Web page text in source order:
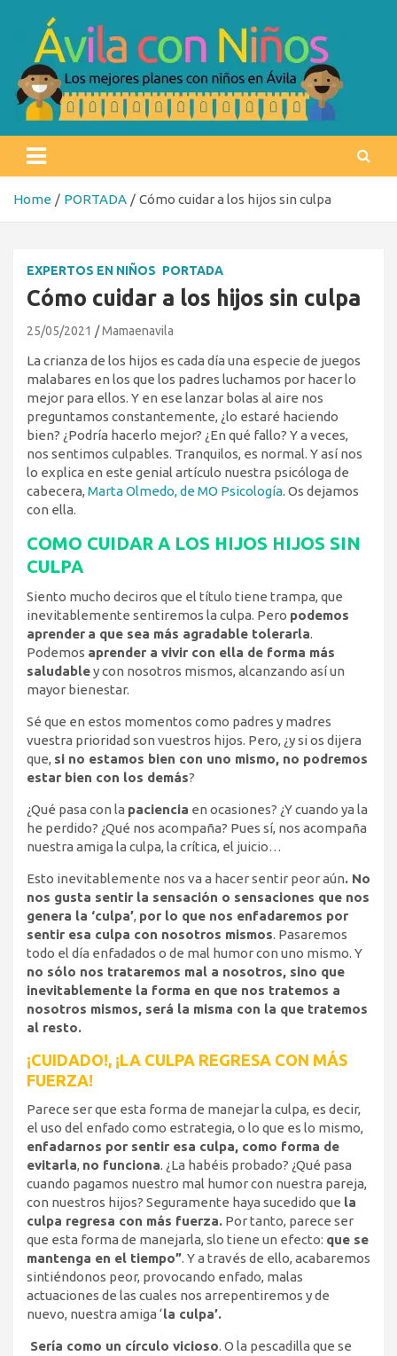
content
Ávila con niños
Home PORTADA Cómo cuidar a los hijos sin culpa
EXPERTOS EN NIÑOS PORTADA
Cómo cuidar a los hijos sin culpa
25/05/2021 Mamaenavila
La crianza de los hijos es cada día una especie de juegos
malabares en los que los padres luchamos por hacer lo
mejor para ellos. Y en ese lanzar bolas al aire nos
preguntamos constantemente, ¿lo estaré haciendo
bien? ¿Podría hacerlo mejor? ¿En qué fallo? Y a veces,
nos sentimos culpables. Tranquilos, es normal. Y así nos
lo explica en este genial artículo nuestra psicóloga de
cabecera, Marta Olmedo, de MO Psicología. Os dejamos
con ella.
COMO CUIDAR A LOS HIJOS HIJOS SIN
CULPA
Siento mucho deciros que el título tiene trampa, que
inevitablemente sentiremos la culpa. Pero podemos
aprender a que sea más agradable tolerarla.
Podemos aprender a vivir con ella de forma más
saludabley con nosotros mismos, alcanzando así un
mayor bienestar.
Sé que en estos momentos como padres y madres
vuestra prioridad son vuestros hijos. Pero, ¿y si os dijera
que, si no estamos bien con uno mismo, no podremos
estar bien con los demás?
¿Qué pasa con la paciencia en ocasiones? ¿Y cuando ya la
he perdido? ¿Qué nos acompaña? Pues sí, nos acompaña
nuestra amiga la culpa, la crítica, el juicio…
Esto inevitablemente nos va a hacer sentir peor aún. No
nos gusta sentir la sensación o sensaciones que nos
genera la ‘culpa’, por lo que nos enfadaremos por
sentir esa culpa con nosotros mismos. Pasaremos
todo el día enfadados o de mal humor con uno mismo. Y
no sólo nos trataremos mal a nosotros, sino que
inevitablemente la forma en que nos tratemos a
nosotros mismos, será la misma con la que tratemos
al resto.
¡CUIDADO!, ¡LA CULPA REGRESA CON MÁS
FUERZA!
Parece ser que esta forma de manejar la culpa, es decir,
el uso del enfado como estrategia, o lo que es lo mismo,
enfadarnos por sentir esa culpa, como forma de
evitarla, no funciona. ¿La habéis probado? ¿Qué pasa
cuando pagamos nuestro mal humor con nuestra pareja,
con nuestros hijos? Seguramente haya sucedido que la
culpa regresa con más fuerza. Por tanto, parece ser
que esta forma de manejarla, slo tiene un efecto: que se
mantenga en el tiempo”. Y a través de ello, acabaremos
sintiéndonos peor, provocando enfado, malas
actuaciones de las cuales nos arrepentiremos y de
nuevo, nuestra amiga ‘la culpa’.
Sería como un círculo vicioso. O la pescadilla que se